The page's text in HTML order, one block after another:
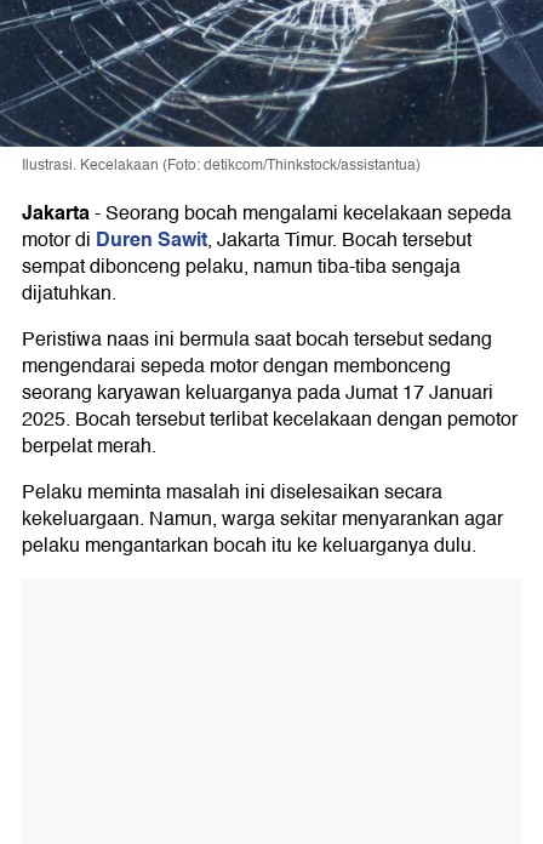
Ilustrasi. Kecelakaan (Foto: detikcom/Thinkstock/assistantua)
Jakarta-Seorang bocah mengalami kecelakaan sepeda
motor di Duren Sawit, Jakarta Timur. Bocah tersebut
sempat dibonceng pelaku, namun tiba-tiba sengaja
dijatuhkan.
Peristiwa naas ini bermula saat bocah tersebut sedang
mengendarai sepeda motor dengan membonceng
seorang karyawan keluarganya pada Jumat 17 Januari
2025. Bocah tersebut terlibat kecelakaan dengan pemotor
berpelat merah.
Pelaku meminta masalah ini diselesaikan secara
kekeluargaan. Namun, warga sekitar menyarankan agar
pelaku mengantarkan bocah itu ke keluarganya dulu.